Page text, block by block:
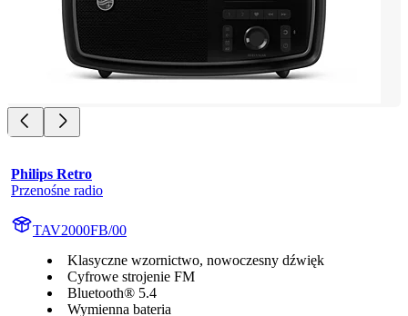
Philips Retro
Przenośne radio
TAV2000FB/00
Klasyczne wzornictwo, nowoczesny dźwięk
Cyfrowe strojenie FM
Bluetooth® 5.4
Wymienna bateria